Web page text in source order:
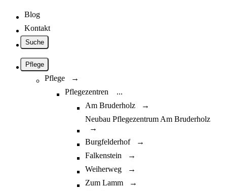
Blog
Kontakt
Suche
Pflege
Pflege →
Pflegezentren
...
Am Bruderholz →
Neubau Pflegezentrum Am Bruderholz
→
Burgfelderhof →
Falkenstein →
Weiherweg →
Zum Lamm →